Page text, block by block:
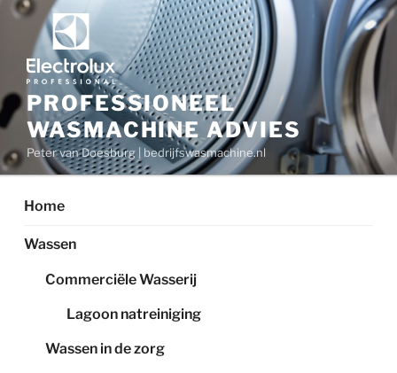
Ga
inhoud
PROFESSIONEEL
WASMACHINE ADVIES
Peter van Doesburg | bedrijfswasmachine.nl
Home
Wassen
Commerciële Wasserij
Lagoon natreiniging
Wassen in de zorg